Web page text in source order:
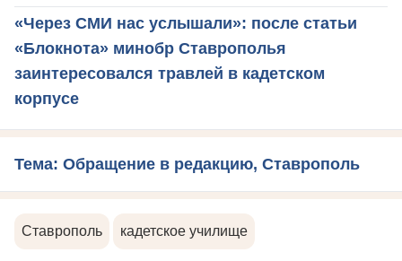
«Через СМИ нас услышали»: после статьи
«Блокнота» минобр Ставрополья
заинтересовался травлей в кадетском
корпусе
Тема: Обращение в редакцию, Ставрополь
Ставрополь кадетское училище